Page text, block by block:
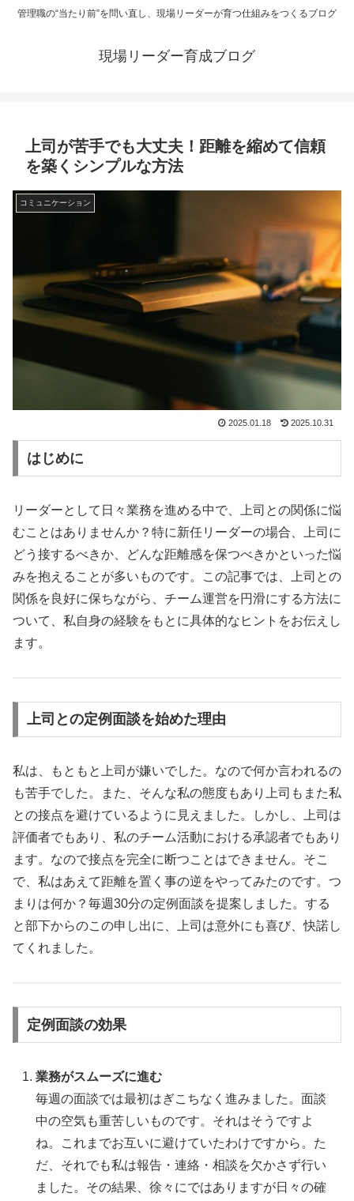
管理職の“当たり前”を問い直し、現場リーダーが育つ仕組みをつくるブログ
現場リーダー育成ブログ
上司が苦手でも大丈夫！距離を縮めて信頼
を築くシンプルな方法
コミュニケーション
2025.01.18 2025.10.31
はじめに
リーダーとして日々業務を進める中で、上司との関係に悩
むことはありませんか？特に新任リーダーの場合、上司に
どう接するべきか、どんな距離感を保つべきかといった悩
みを抱えることが多いものです。この記事では、上司との
関係を良好に保ちながら、チーム運営を円滑にする方法に
ついて、私自身の経験をもとに具体的なヒントをお伝えし
ます。
上司との定例面談を始めた理由
私は、もともと上司が嫌いでした。なので何か言われるの
も苦手でした。また、そんな私の態度もあり上司もまた私
との接点を避けているように見えました。しかし、上司は
評価者でもあり、私のチーム活動における承認者でもあり
ます。なので接点を完全に断つことはできません。そこ
で、私はあえて距離を置く事の逆をやってみたのです。つ
まりは何か？毎週30分の定例面談を提案しました。する
と部下からのこの申し出に、上司は意外にも喜び、快諾し
てくれました。
定例面談の効果
業務がスムーズに進む
毎週の面談では最初はぎこちなく進みました。面談
中の空気も重苦しいものです。それはそうですよ
ね。これまでお互いに避けていたわけですから。た
だ、それでも私は報告・連絡・相談を欠かさず行い
ました。その結果、徐々にではありますが日々の確